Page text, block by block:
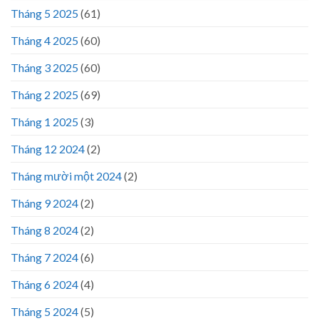
Tháng 5 2025(61)
Tháng 4 2025(60)
Tháng 3 2025(60)
Tháng 2 2025(69)
Tháng 1 2025(3)
Tháng 12 2024(2)
Tháng mười một 2024(2)
Tháng 9 2024(2)
Tháng 8 2024(2)
Tháng 7 2024(6)
Tháng 6 2024(4)
Tháng 5 2024(5)